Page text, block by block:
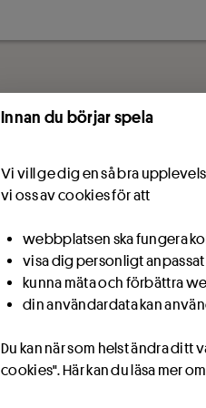
Innan du börjar spela
Vi vill ge dig en så bra
vi oss av cookies för att
webbplatsen ska fungera
visa dig personligt anpassat
kunna mäta och förbättra
din användardata kan
Du kan när som helst ändra ditt
cookies". Här kan du läsa mer